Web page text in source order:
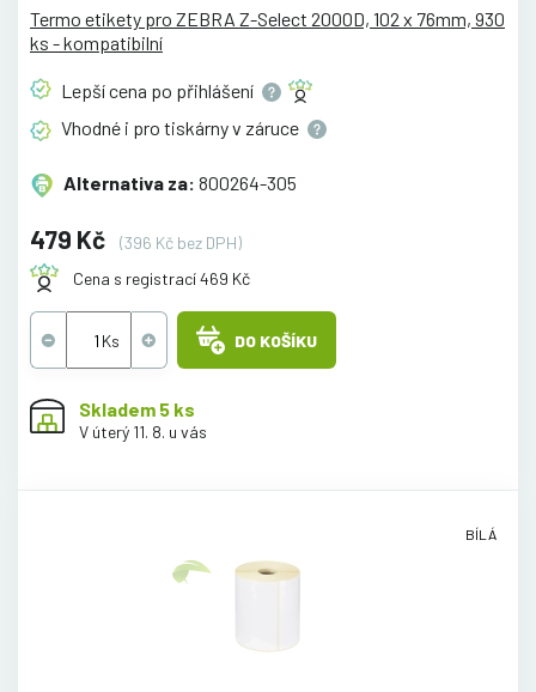
Termo etikety pro ZEBRA Z-Select 2000D, 102 x 76mm, 930
ks - kompatibilní
Lepší cena po přihlášení
Vhodné i pro tiskárny v záruce
Alternativa za: 800264-305
479 Kč
(396 Kč bez DPH)
Cena s registrací 469 Kč
DO KOŠÍKU
Skladem 5 ks
V úterý 11. 8. u vás
BÍLÁ